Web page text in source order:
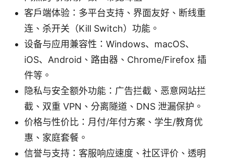
客户端体验：多平台支持、界面友好、断线重
连、杀开关（Kill Switch）功能。
设备与应用兼容性：Windows、macOS、
iOS、Android、路由器、Chrome/Firefox 插
件等。
隐私与安全额外功能：广告拦截、恶意网站拦
截、双重 VPN、分离隧道、DNS 泄漏保护。
价格与性价比：月付/年付方案、学生/教育优
惠、家庭套餐。
信誉与支持：客服响应速度、社区评价、透明